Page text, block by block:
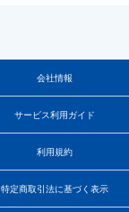
会社情報
サービス利用ガイド
利用規約
特定商取引法に基づく表示